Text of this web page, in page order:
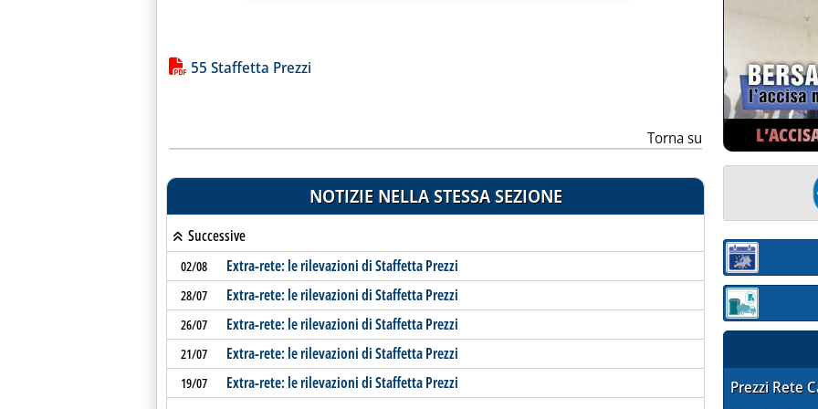
Lista allegati PDF alla notizia
55 Staffetta Prezzi
Torna su
NOTIZIE NELLA STESSA SEZIONE
Successive
02/08 Extra-rete: le rilevazioni di Staffetta Prezzi
28/07 Extra-rete: le rilevazioni di Staffetta Prezzi
26/07 Extra-rete: le rilevazioni di Staffetta Prezzi
21/07 Extra-rete: le rilevazioni di Staffetta Prezzi
19/07 Extra-rete: le rilevazioni di Staffetta Prezzi
Sezione:
Sezione:
Prezzi Rete